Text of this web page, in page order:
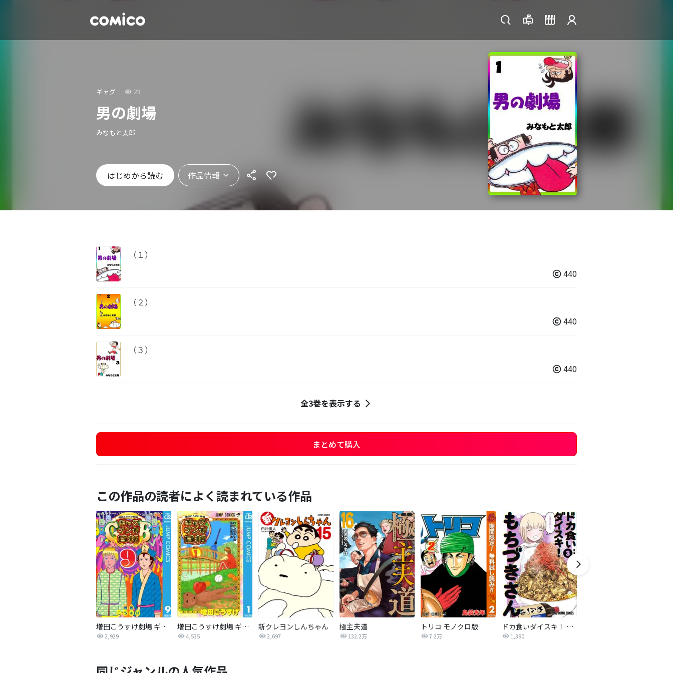
ギャグ 23
男の劇場
みなもと太郎
はじめから読む 作品情報
（１）
440
（２）
440
（３）
440
全3巻を表示する
まとめて購入
この作品の読者によく読まれている作品
増田こうすけ劇場 ギャグマンガ日和GB
2,929
増田こうすけ劇場 ギャグマンガ日和
4,535
新クレヨンしんちゃん
2,697
極主夫道
132.2万
トリコ モノクロ版
7.2万
ドカ食いダイスキ！ もちづきさん
1,390